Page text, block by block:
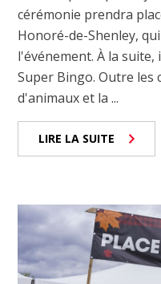
cérémonie prendra
Honoré-de-Shenley,
l'événement. À la
Super Bingo. Outre les
d'animaux et la ...
LIRE LA SUITE